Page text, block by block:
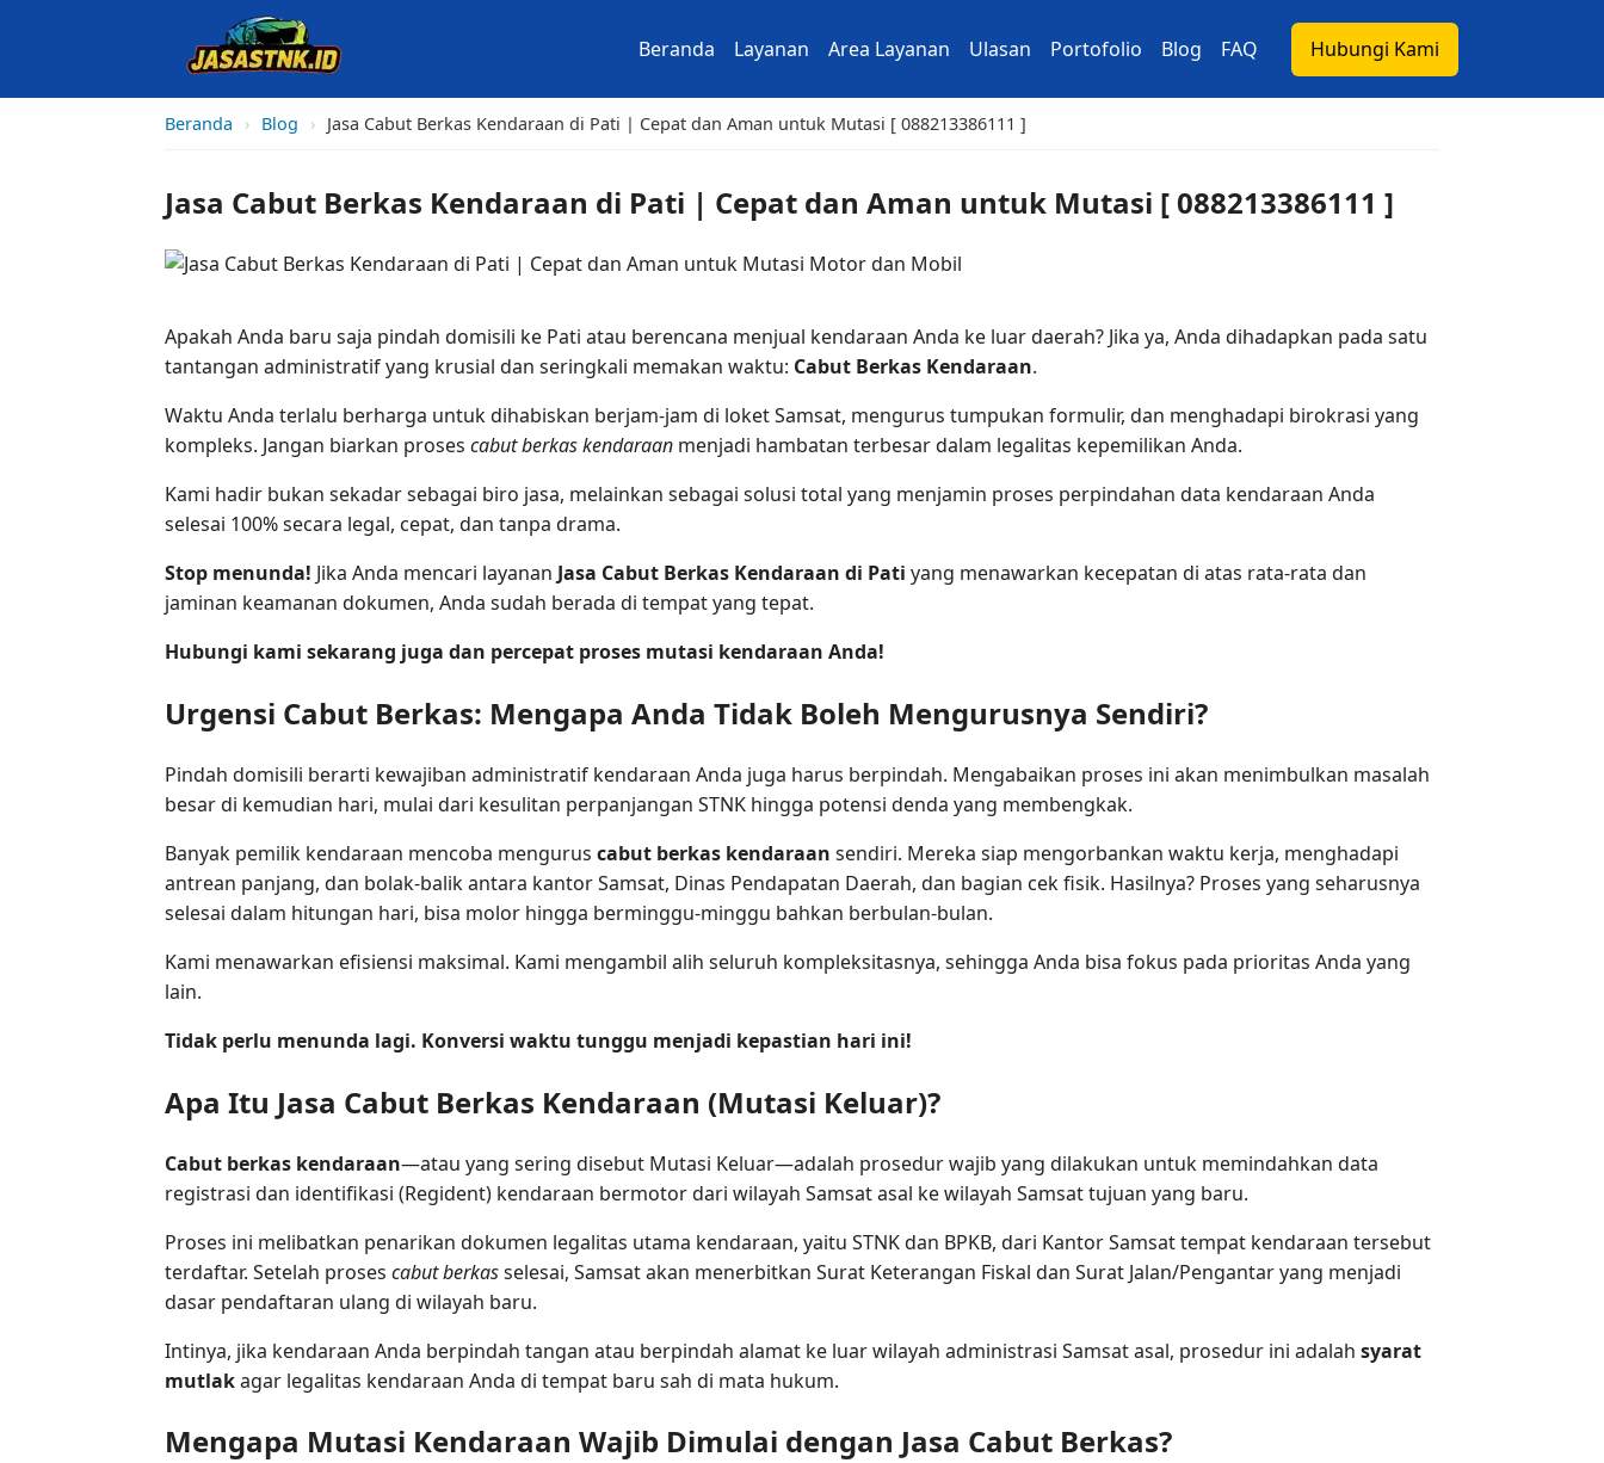
Beranda Layanan Area Layanan Ulasan Portofolio Blog FAQ Hubungi Kami
Beranda › Blog › Jasa Cabut Berkas Kendaraan di Pati | Cepat dan Aman untuk Mutasi [ 088213386111 ]
Jasa Cabut Berkas Kendaraan di Pati | Cepat dan Aman untuk Mutasi [ 088213386111 ]
Apakah Anda baru saja pindah domisili ke Pati atau berencana menjual kendaraan Anda ke luar daerah? Jika ya, Anda dihadapkan pada satu
tantangan administratif yang krusial dan seringkali memakan waktu: Cabut Berkas Kendaraan.
Waktu Anda terlalu berharga untuk dihabiskan berjam-jam di loket Samsat, mengurus tumpukan formulir, dan menghadapi birokrasi yang
kompleks. Jangan biarkan proses cabut berkas kendaraan menjadi hambatan terbesar dalam legalitas kepemilikan Anda.
Kami hadir bukan sekadar sebagai biro jasa, melainkan sebagai solusi total yang menjamin proses perpindahan data kendaraan Anda
selesai 100% secara legal, cepat, dan tanpa drama.
Stop menunda! Jika Anda mencari layanan Jasa Cabut Berkas Kendaraan di Pati yang menawarkan kecepatan di atas rata-rata dan
jaminan keamanan dokumen, Anda sudah berada di tempat yang tepat.
Hubungi kami sekarang juga dan percepat proses mutasi kendaraan Anda!
Urgensi Cabut Berkas: Mengapa Anda Tidak Boleh Mengurusnya Sendiri?
Pindah domisili berarti kewajiban administratif kendaraan Anda juga harus berpindah. Mengabaikan proses ini akan menimbulkan masalah
besar di kemudian hari, mulai dari kesulitan perpanjangan STNK hingga potensi denda yang membengkak.
Banyak pemilik kendaraan mencoba mengurus cabut berkas kendaraan sendiri. Mereka siap mengorbankan waktu kerja, menghadapi
antrean panjang, dan bolak-balik antara kantor Samsat, Dinas Pendapatan Daerah, dan bagian cek fisik. Hasilnya? Proses yang seharusnya
selesai dalam hitungan hari, bisa molor hingga berminggu-minggu bahkan berbulan-bulan.
Kami menawarkan efisiensi maksimal. Kami mengambil alih seluruh kompleksitasnya, sehingga Anda bisa fokus pada prioritas Anda yang
lain.
Tidak perlu menunda lagi. Konversi waktu tunggu menjadi kepastian hari ini!
Apa Itu Jasa Cabut Berkas Kendaraan (Mutasi Keluar)?
Cabut berkas kendaraan—atau yang sering disebut Mutasi Keluar—adalah prosedur wajib yang dilakukan untuk memindahkan data
registrasi dan identifikasi (Regident) kendaraan bermotor dari wilayah Samsat asal ke wilayah Samsat tujuan yang baru.
Proses ini melibatkan penarikan dokumen legalitas utama kendaraan, yaitu STNK dan BPKB, dari Kantor Samsat tempat kendaraan tersebut
terdaftar. Setelah proses cabut berkasselesai, Samsat akan menerbitkan Surat Keterangan Fiskal dan Surat Jalan/Pengantar yang menjadi
dasar pendaftaran ulang di wilayah baru.
Intinya, jika kendaraan Anda berpindah tangan atau berpindah alamat ke luar wilayah administrasi Samsat asal, prosedur ini adalah syarat
mutlakagar legalitas kendaraan Anda di tempat baru sah di mata hukum.
Mengapa Mutasi Kendaraan Wajib Dimulai dengan Jasa Cabut Berkas?